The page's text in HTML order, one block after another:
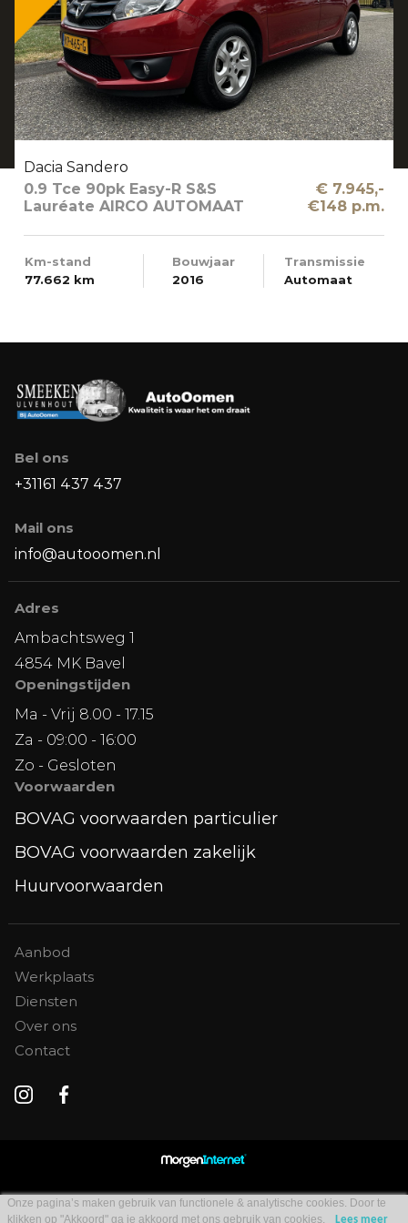
Dacia Sandero
0.9 Tce 90pk Easy-R S&S
Lauréate AIRCO AUTOMAAT
€ 7.945,-
€148 p.m.
Km-stand
77.662 km
Bouwjaar
2016
Transmissie
Automaat
Bel ons
+31161 437 437
Mail ons
info@autooomen.nl
Adres
Ambachtsweg 1
4854 MK Bavel
Openingstijden
Ma - Vrij 8.00 - 17.15
Za - 09:00 - 16:00
Zo - Gesloten
Voorwaarden
BOVAG voorwaarden particulier
BOVAG voorwaarden zakelijk
Huurvoorwaarden
Aanbod
Werkplaats
Diensten
Over ons
Contact
Onze pagina’s maken gebruik van functionele & analytische cookies. Door te
klikken op "Akkoord" ga je akkoord met ons gebruik van cookies.
Lees meer